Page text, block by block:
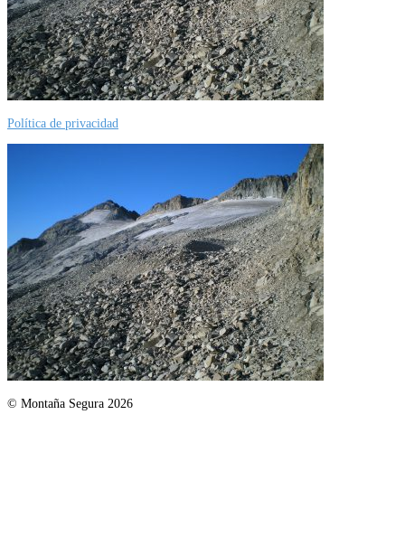
Política de privacidad
© Montaña Segura 2026